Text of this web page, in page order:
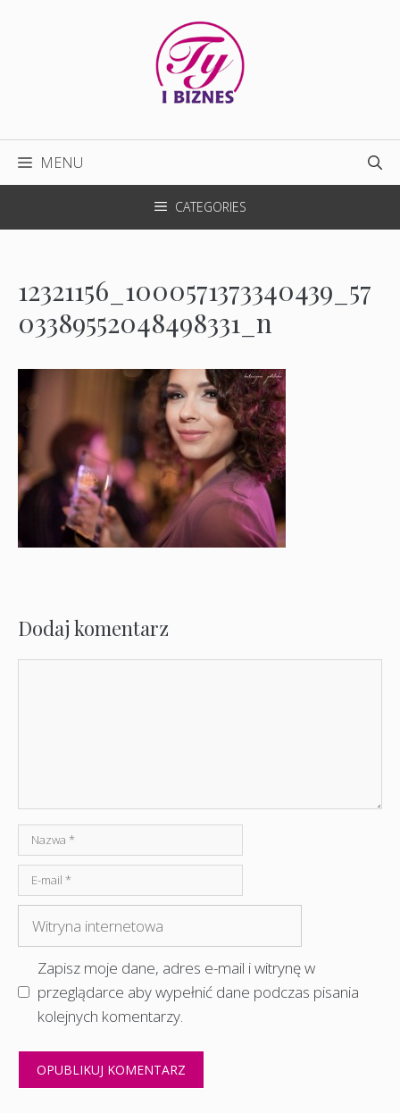
MENU
CATEGORIES
12321156_1000571373340439_57
03389552048498331_n
Dodaj komentarz
Nazwa
mail
internetowa
Zapisz moje dane, adres e-mail i witrynę w
przeglądarce aby wypełnić dane podczas pisania
kolejnych komentarzy.